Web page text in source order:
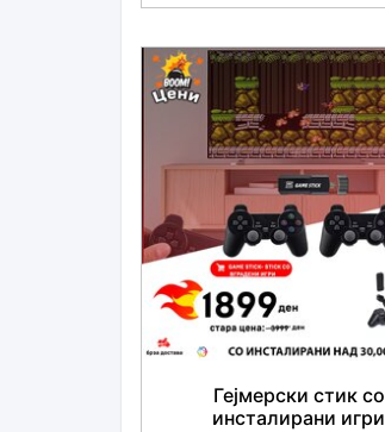
Гејмерски стик со
инсталирани игри